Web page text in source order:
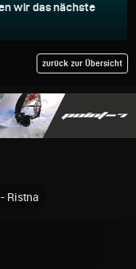
wir das nächste
zurück zur Übersicht
Ristna